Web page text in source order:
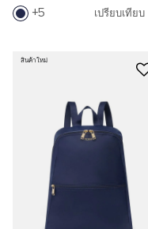
5 เปรียบเทียบ
สินค้าใหม่